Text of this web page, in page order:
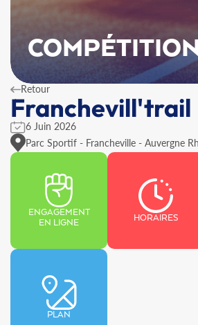
Retour
Franchevill'trail
6 Juin 2026
Parc Sportif - Francheville - Auvergne
ENGAGEMENT
EN LIGNE
HORAIRES
PLAN